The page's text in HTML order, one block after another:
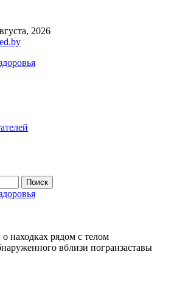
2026
находках рядом с телом
вблизи погранзаставы